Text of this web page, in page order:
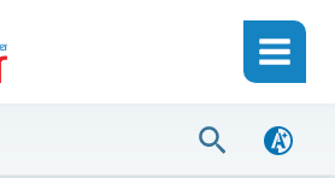
Zoeken